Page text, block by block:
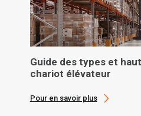
Guide des types et
chariot élévateur
Pour en savoir plus